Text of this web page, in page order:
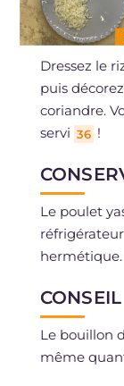
Dressez le
puis
coriandre.
servi 36 !
Le poulet
hermétique.
CONSEIL
Le bouillon
même